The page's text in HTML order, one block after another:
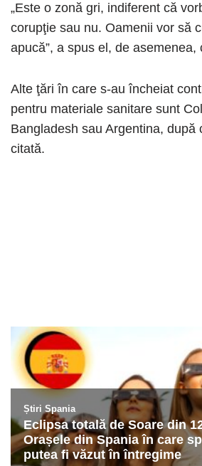
„Este o zonă gri, indiferent că
corupţie sau nu. Oamenii vor să
apucă”, a spus el, de asemenea,
Alte ţări în care s-au încheiat
pentru materiale sanitare sunt
Bangladesh sau Argentina, după
citată.